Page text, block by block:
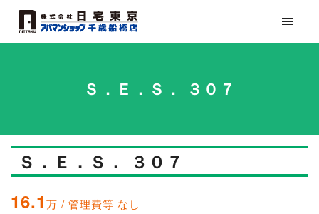
Ｓ．Ｅ．Ｓ． ３０７
Ｓ．Ｅ．Ｓ． ３０７
16.1 万 / 管理費等 なし